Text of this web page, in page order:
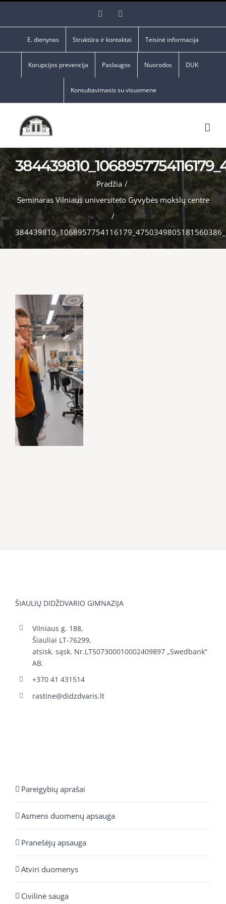
Facebook
E. dienynas Struktūra ir kontaktai Teisinė informacija
Korupcijos prevencija Paslaugos Nuorodos DUK
Konsultavimasis su visuomene
Pradžia /
Seminaras Vilniaus universiteto Gyvybės mokslų centre
/
ŠIAULIŲ DIDŽDVARIO GIMNAZIJA
Vilniaus g. 188,
Šiauliai LT-76299,
atsisk. sąsk. Nr.LT507300010002409897 „Swedbank“
AB.
+370 41 431514
rastine@didzdvaris.lt
Pareigybių aprašai
Asmens duomenų apsauga
Pranešėjų apsauga
Atviri duomenys
Civilinė sauga